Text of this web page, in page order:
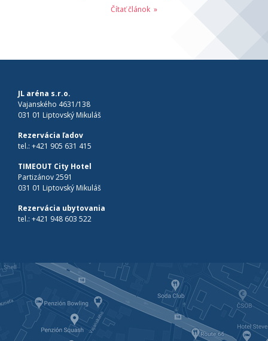
Čítať článok
JL aréna s.r.o.
Vajanského 4631/138
031 01 Liptovský Mikuláš
Rezervácia ľadov
tel.: +421 905 631 415
TIMEOUT City Hotel
Partizánov 2591
031 01 Liptovský Mikuláš
Rezervácia ubytovania
tel.: +421 948 603 522